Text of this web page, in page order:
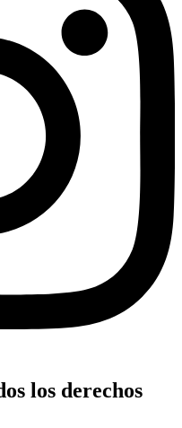
los derechos